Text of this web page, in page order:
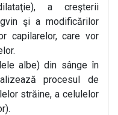
a creşterii
şi a modificărilor
capilarelor, care vor
albe) din sânge în
procesul de
străine, a celulelor